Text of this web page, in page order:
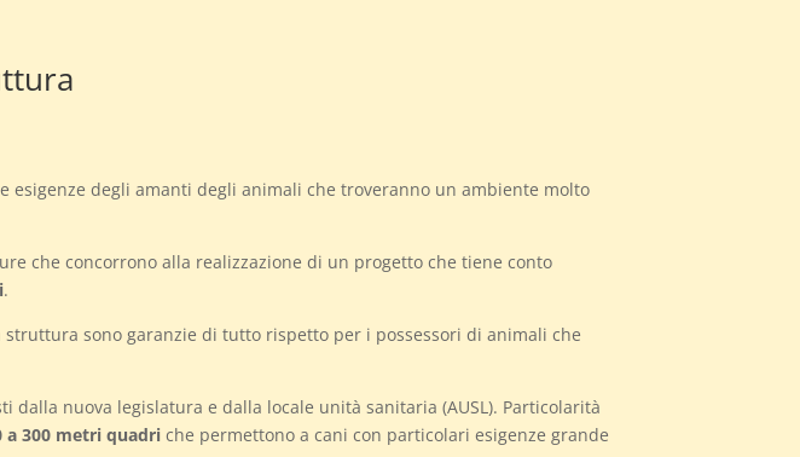
degli amanti degli animali che troveranno un ambiente molto
che concorrono alla realizzazione di un progetto che tiene conto
.
sono garanzie di tutto rispetto per i possessori di animali che
nuova legislatura e dalla locale unità sanitaria (AUSL). Particolarità
a 300 metri quadriche permettono a cani con particolari esigenze grande